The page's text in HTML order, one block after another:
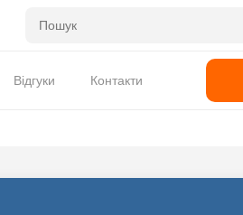
Відгуки Контакти